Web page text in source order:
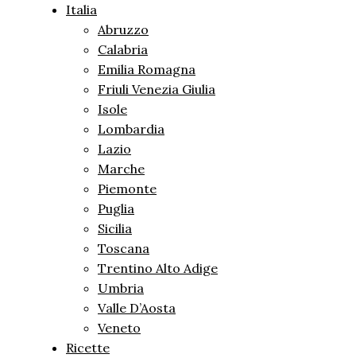
Italia
Abruzzo
Calabria
Emilia Romagna
Friuli Venezia Giulia
Isole
Lombardia
Lazio
Marche
Piemonte
Puglia
Sicilia
Toscana
Trentino Alto Adige
Umbria
Valle D’Aosta
Veneto
Ricette